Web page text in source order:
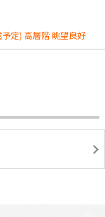
定) 高層階 眺望良好